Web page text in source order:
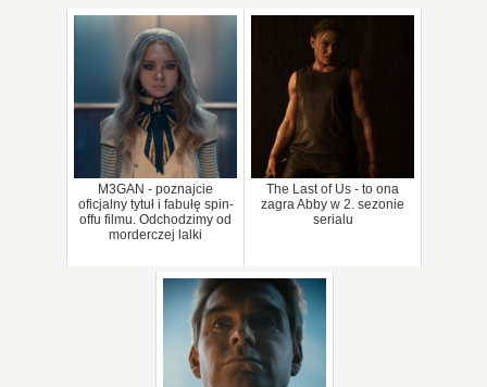
M3GAN - poznajcie
oficjalny tytuł i fabułę spin-
offu filmu. Odchodzimy od
morderczej lalki
The Last of Us - to ona
zagra Abby w 2. sezonie
serialu